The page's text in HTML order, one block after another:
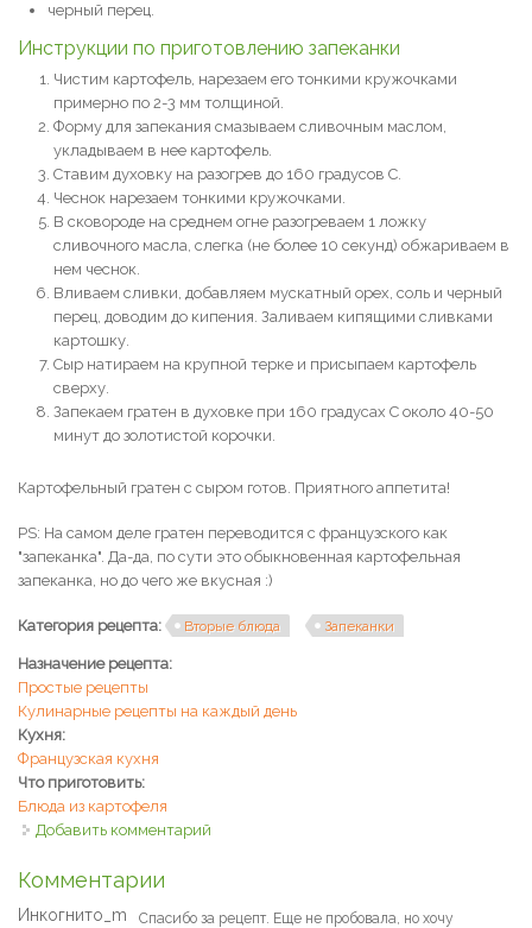
черный перец.
Инструкции по приготовлению запеканки
Чистим картофель, нарезаем его тонкими кружочками
примерно по 2-3 мм толщиной.
Форму для запекания смазываем сливочным маслом,
укладываем в нее картофель.
Ставим духовку на разогрев до 160 градусов С.
Чеснок нарезаем тонкими кружочками.
В сковороде на среднем огне разогреваем 1 ложку
сливочного масла, слегка (не более 10 секунд) обжариваем в
нем чеснок.
Вливаем сливки, добавляем мускатный орех, соль и черный
перец, доводим до кипения. Заливаем кипящими сливками
картошку.
Сыр натираем на крупной терке и присыпаем картофель
сверху.
Запекаем гратен в духовке при 160 градусах С около 40-50
минут до золотистой корочки.
Картофельный гратен с сыром готов. Приятного аппетита!
PS: На самом деле гратен переводится с французского как
"запеканка". Да-да, по сути это обыкновенная картофельная
запеканка, но до чего же вкусная :)
Категория рецепта: Вторые блюда Запеканки
Назначение рецепта:
Простые рецепты
Кулинарные рецепты на каждый день
Кухня:
Французская кухня
Что приготовить:
Блюда из картофеля
Добавить комментарий
Комментарии
Инкогнито_m
Спасибо за рецепт. Еще не пробовала, но хочу